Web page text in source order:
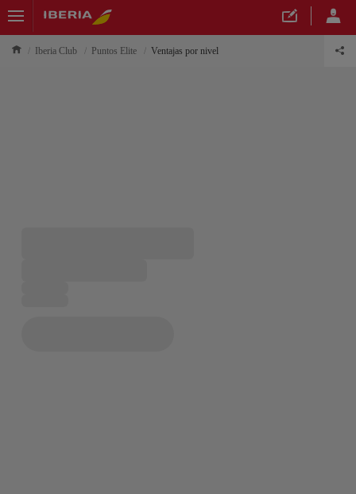
Iberia Club Puntos Elite Ventajas por nivel